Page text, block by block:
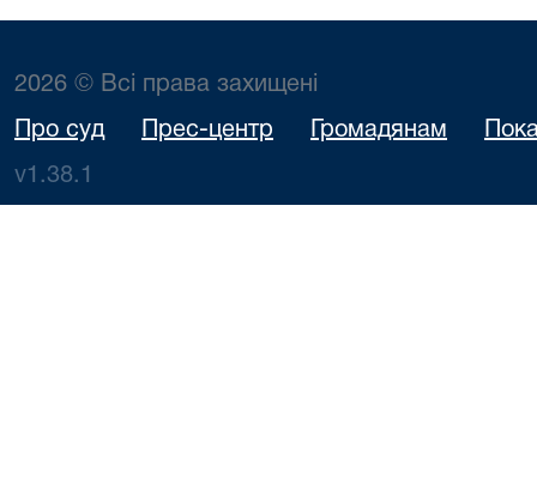
2026 © Всі права захищені
Про суд Прес-центр Громадянам
v1.38.1